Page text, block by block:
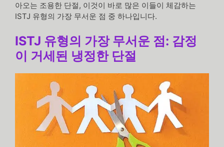
아오는 조용한 단절, 이것이 바로 많은 이들이 체감하는
ISTJ 유형의 가장 무서운 점 중 하나입니다.
ISTJ 유형의 가장 무서운 점: 감정
이 거세된 냉정한 단절